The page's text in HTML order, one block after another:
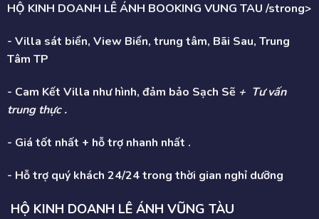
HỘ KINH DOANH LÊ ÁNH BOOKING VUNG TAU /strong>
- Villa sát biển, View Biển, trung tâm, Bãi Sau, Trung
Tâm TP
- Cam Kết Villa như hình, đảm bảo Sạch Sẽ + Tư vấn
trung thực .
- Giá tốt nhất + hỗ trợ nhanh nhất .
- Hỗ trợ quý khách 24/24 trong thời gian nghỉ dưỡng
HỘ KINH DOANH LÊ ÁNH VŨNG TÀU